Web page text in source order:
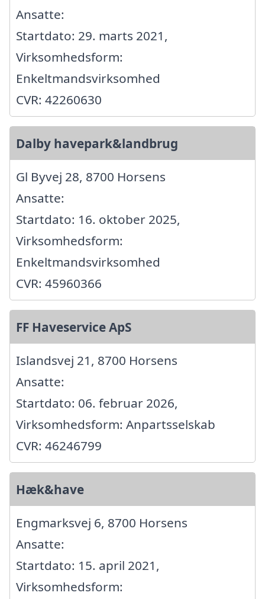
Ansatte:
Startdato: 29. marts 2021,
Virksomhedsform:
Enkeltmandsvirksomhed
CVR: 42260630
Dalby havepark&landbrug
Gl Byvej 28, 8700 Horsens
Ansatte:
Startdato: 16. oktober 2025,
Virksomhedsform:
Enkeltmandsvirksomhed
CVR: 45960366
FF Haveservice ApS
Islandsvej 21, 8700 Horsens
Ansatte:
Startdato: 06. februar 2026,
Virksomhedsform: Anpartsselskab
CVR: 46246799
Hæk&have
Engmarksvej 6, 8700 Horsens
Ansatte:
Startdato: 15. april 2021,
Virksomhedsform: